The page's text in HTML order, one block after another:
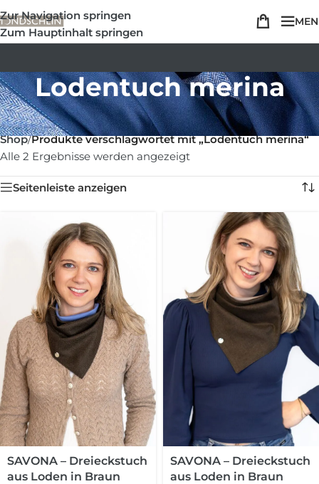
Zur Navigation springen
Zum Hauptinhalt springen
Lodentuch merina
Shop/Produkte verschlagwortet mit „Lodentuch merina“
Alle 2 Ergebnisse werden angezeigt
Seitenleiste anzeigen
SAVONA – Dreieckstuch
aus Loden in Braun
SAVONA – Dreieckstuch
aus Loden in Braun